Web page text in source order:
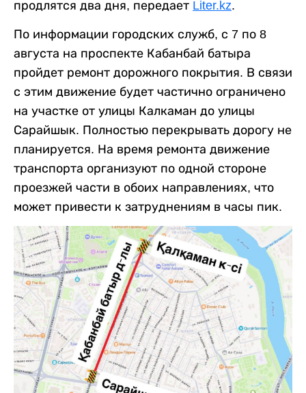
продлятся два дня, передает Liter.kz.
По информации городских служб, с 7 по 8
августа на проспекте Кабанбай батыра
пройдет ремонт дорожного покрытия. В связи
с этим движение будет частично ограничено
на участке от улицы Калкаман до улицы
Сарайшык. Полностью перекрывать дорогу не
планируется. На время ремонта движение
транспорта организуют по одной стороне
проезжей части в обоих направлениях, что
может привести к затруднениям в часы пик.